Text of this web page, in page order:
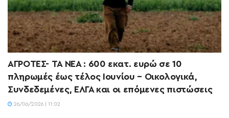
ΑΓΡΟΤΕΣ- ΤΑ ΝΕΑ : 600 εκατ. ευρώ σε 10
πληρωμές έως τέλος Ιουνίου – Οικολογικά,
Συνδεδεμένες, ΕΛΓΑ και οι επόμενες πιστώσεις
26/06/2026 | 11:02